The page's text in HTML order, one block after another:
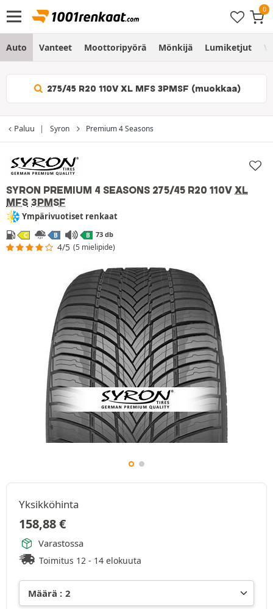
Auto Vanteet Moottoripyörä Mönkijä Lumiketjut
275/45 R20 110V XL MFS 3PMSF (muokkaa)
Paluu Syron Premium 4 Seasons
SYRON PREMIUM 4 SEASONS 275/45 R20 110V XL
MFS 3PMSF
Ympärivuotiset renkaat
C B B 73 db
4/5 (5 mielipide)
Yksikköhinta
158,88€
Varastossa
Toimitus 12 - 14 elokuuta